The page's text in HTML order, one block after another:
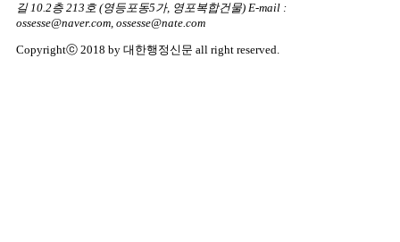
길 10.2층 213호 (영등포동5가, 영포복합건물) E-mail :
ossesse@naver.com, ossesse@nate.com
Copyrightⓒ 2018 by 대한행정신문 all right reserved.